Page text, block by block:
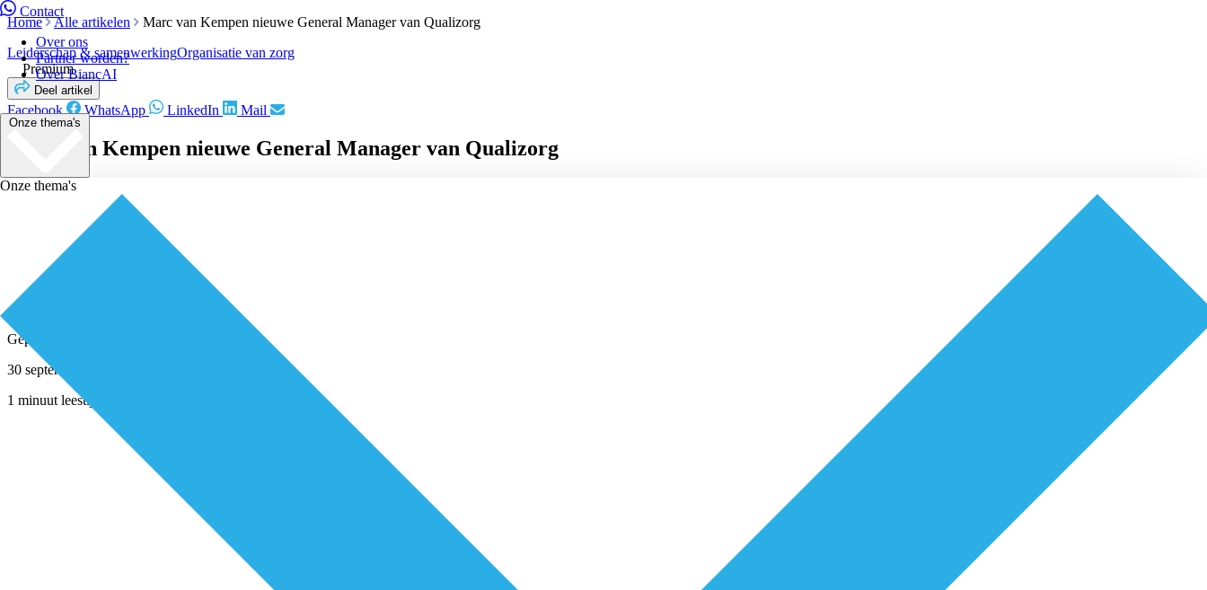
Contact
Over ons
Partner worden?
Over BiancAI
Onze thema's
Onze thema's
Home Alle artikelen
Marc van Kempen nieuwe General Manager van Qualizorg
Leiderschap & samenwerkingOrganisatie van zorg
Premium
Deel artikel
Facebook WhatsApp LinkedIn Mail
Marc van Kempen nieuwe General Manager van Qualizorg
Geplaatst door
30 september 2021
1 minuut leestijd